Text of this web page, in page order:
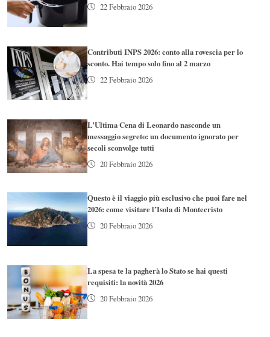
22 Febbraio 2026
Contributi INPS 2026: conto alla rovescia per lo
sconto. Hai tempo solo fino al 2 marzo
22 Febbraio 2026
L’Ultima Cena di Leonardo nasconde un
messaggio segreto: un documento ignorato per
secoli sconvolge tutti
20 Febbraio 2026
Questo è il viaggio più esclusivo che puoi fare nel
2026: come visitare l’Isola di Montecristo
20 Febbraio 2026
La spesa te la pagherà lo Stato se hai questi
requisiti: la novità 2026
20 Febbraio 2026